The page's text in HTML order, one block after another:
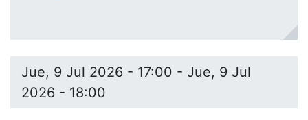
Jue, 9 Jul 2026 - 17:00 - Jue, 9 Jul
2026 - 18:00